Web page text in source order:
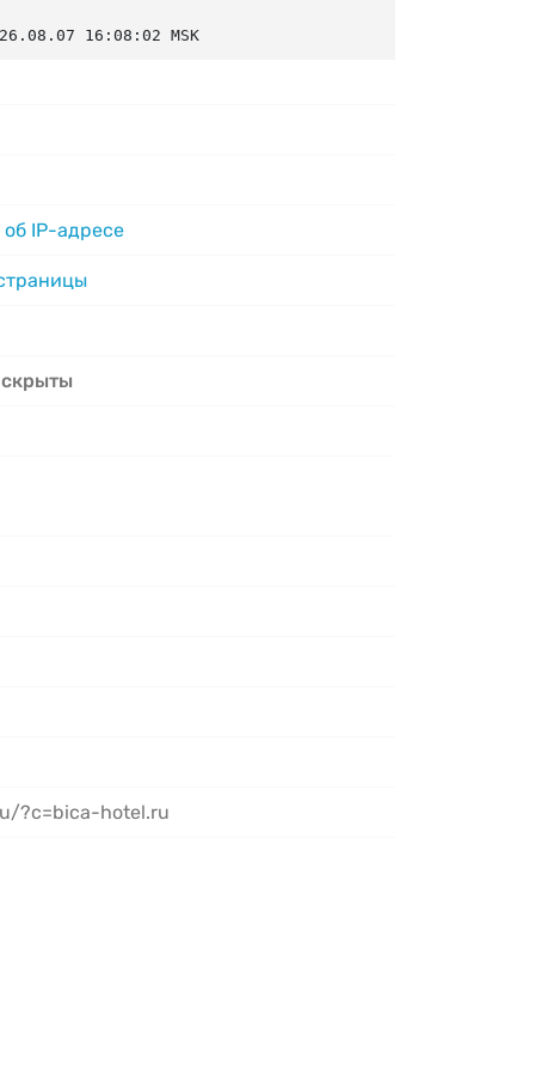
16:08:02 MSK
IP-адресе
?c=bica-hotel.ru